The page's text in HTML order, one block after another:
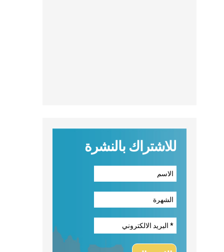
للاشتراك بالنشرة